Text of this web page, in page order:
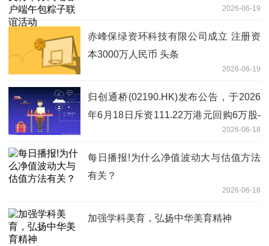
2026-06-19
赤峰保绿资环科技有限公司成立 注册资
本3000万人民币 头条
2026-06-19
归创通桥(02190.HK)发布公告，于2026
年6月18日斥资111.22万港元回购6万股-
2026-06-18
每日播报!为什么净值波动大与估值方法
有关？
2026-06-18
加强学科美育，弘扬中华美育精神